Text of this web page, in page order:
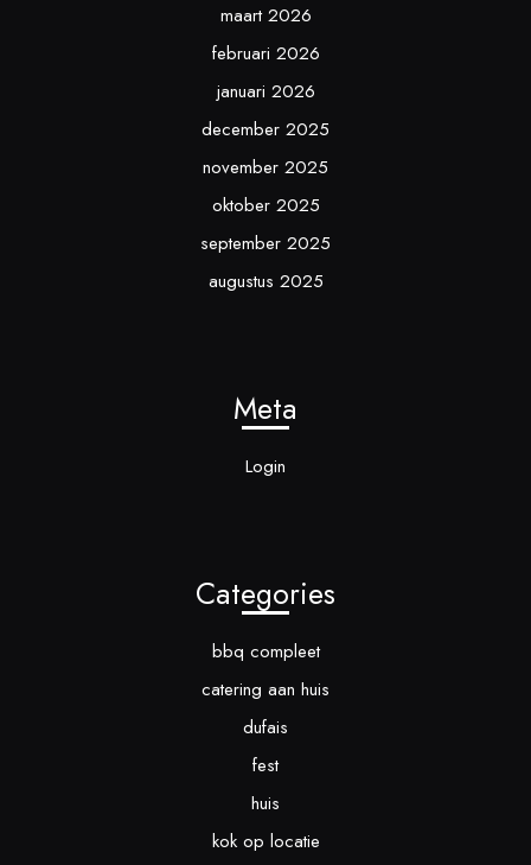
maart 2026
februari 2026
januari 2026
december 2025
november 2025
oktober 2025
september 2025
augustus 2025
Meta
Login
Categories
bbq compleet
catering aan huis
dufais
fest
huis
kok op locatie